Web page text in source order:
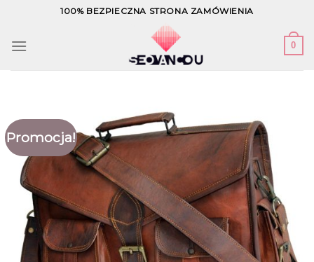
content
100% BEZPIECZNA STRONA ZAMÓWIENIA
0
Promocja!